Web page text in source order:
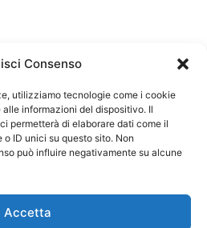
Consenso
utilizziamo tecnologie come i cookie
informazioni del dispositivo. Il
permetterà di elaborare dati come il
ID unici su questo sito. Non
può influire negativamente su alcune
Accetta
Degli Ordini dei Biologi:
80069130583
www.fnob.it: Vincenzo